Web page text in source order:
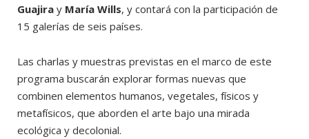
Guajira y María Wills, y contará con la participación de
15 galerías de seis países.
Las charlas y muestras previstas en el marco de este
programa buscarán explorar formas nuevas que
combinen elementos humanos, vegetales, físicos y
metafísicos, que aborden el arte bajo una mirada
ecológica y decolonial.